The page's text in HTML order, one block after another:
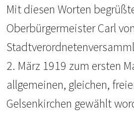
Mit diesen Worten
Oberbürgermeister Carl
2. März 1919 zum ersten
allgemeinen, gleichen,
Gelsenkirchen gewählt